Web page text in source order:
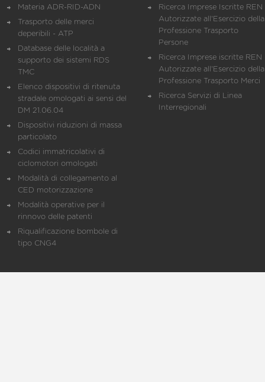
Materia ADR-RID-ADN
Trasporto delle merci
deperibili - ATP
Database delle località a
supporto dei sistemi RDS
TMC
Elenco dispositivi di ritenuta
stradale omologati ai sensi del
DM 21.06.04
Dispositivi riduzioni di massa
particolato
Codici immatricolativi di
ciclomotori omologati
Modalità di collegamento al
CED motorizzazione
Modalità operative per il
rinnovo delle patenti
Riqualificazione bombole di
tipo CNG4
Ricerca Imprese Iscritte REN
Autorizzate all'Esercizio della
Professione Trasporto
Persone
Ricerca Imprese iscritte REN
Autorizzate all'Esercizio della
Professione Trasporto Merci
Ricerca Servizi di Linea
Interregionali